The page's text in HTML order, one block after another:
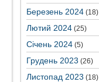
Березень 2024(18)
Лютий 2024(25)
Січень 2024(5)
Грудень 2023 (26)
Листопад 2023 (18)